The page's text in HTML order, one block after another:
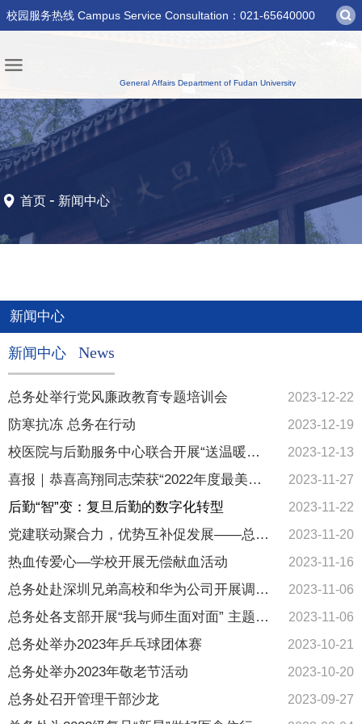
校园服务热线 Campus Service Consultation：021-65640000
首页 - 新闻中心
新闻中心
新闻中心 News
2023-12-22
总务处举行党风廉政教育专题培训会
2023-12-19
防寒抗冻 总务在行动
2023-12-13
校医院与后勤服务中心联合开展“送温暖送健康”主题党日活动
2023-11-27
喜报｜恭喜高翔同志荣获“2022年度最美后勤人”称号
2023-11-22
后勤“智”变：复旦后勤的数字化转型
2023-11-20
党建联动聚合力，优势互补促发展——总务处各党支部与基础教育集团党支部、附属中学青浦分校党支部开展联组学习
2023-11-16
热血传爱心—学校开展无偿献血活动
2023-11-06
总务处赴深圳兄弟高校和华为公司开展调研学习活动
2023-11-06
总务处各支部开展“我与师生面对面” 主题党日活动
2023-10-21
总务处举办2023年乒乓球团体赛
2023-10-20
总务处举办2023年敬老节活动
2023-09-27
总务处召开管理干部沙龙